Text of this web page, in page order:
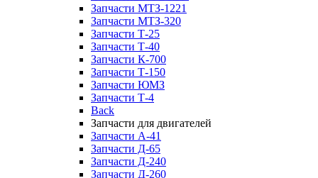
Запчасти МТЗ-1221
Запчасти МТЗ-320
Запчасти Т-25
Запчасти Т-40
Запчасти К-700
Запчасти Т-150
Запчасти ЮМЗ
Запчасти Т-4
Back
Запчасти для двигателей
Запчасти А-41
Запчасти Д-65
Запчасти Д-240
Запчасти Д-260